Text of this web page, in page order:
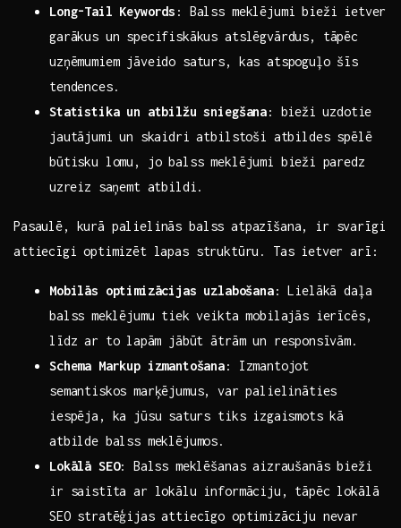
Long-Tail Keywords : Balss meklējumi bieži ietver​
garākus un specifiskākus atslēgvārdus, tāpēc
uzņēmumiem jāveido saturs, kas atspoguļo šīs
tendences.
Statistika un‌ atbilžu ​sniegšana: ⁢bieži⁣ uzdotie
jautājumi un ⁤skaidri atbilstoši atbildes spēlē
būtisku​ lomu, jo balss meklējumi bieži⁢ paredz
⁢uzreiz saņemt atbildi.
Pasaulē, kurā palielinās balss​ atpazīšana, ir svarīgi
attiecīgi ⁢optimizēt lapas struktūru. Tas ietver arī:
Mobilās optimizācijas⁢ uzlabošana: Lielākā daļa
balss ⁤meklējumu tiek veikta mobilajās ierīcēs,
līdz ar to⁤ lapām ‍jābūt ātrām ‌un​ responsīvām.
Schema Markup izmantošana: Izmantojot
semantiskos ‌marķējumus, var⁢ palielināties
iespēja, ‌ka jūsu ⁢saturs tiks izgaismots kā
atbilde balss meklējumos.
Lokālā SEO:⁣ Balss meklēšanas aizraušanās bieži​
ir saistīta ar lokālu informāciju,‍ tāpēc lokālā
SEO‌ stratēģijas attiecīgo optimizāciju nevar